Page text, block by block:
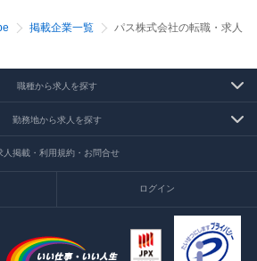
掲載企業一覧
パス株式会社の転職・求人
職種から求人を探す
勤務地から求人を探す
人掲載・利用規約・お問合せ
ログイン